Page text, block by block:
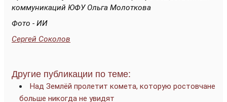
коммуникаций ЮФУ Ольга Молоткова
Фото - ИИ
Сергей Соколов
Другие публикации по теме:
Над Землёй пролетит комета, которую ростовчане
больше никогда не увидят